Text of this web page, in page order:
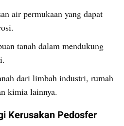
air permukaan yang dapat
tanah dalam mendukung
dari limbah industri, rumah
kimia lainnya.
Kerusakan Pedosfer